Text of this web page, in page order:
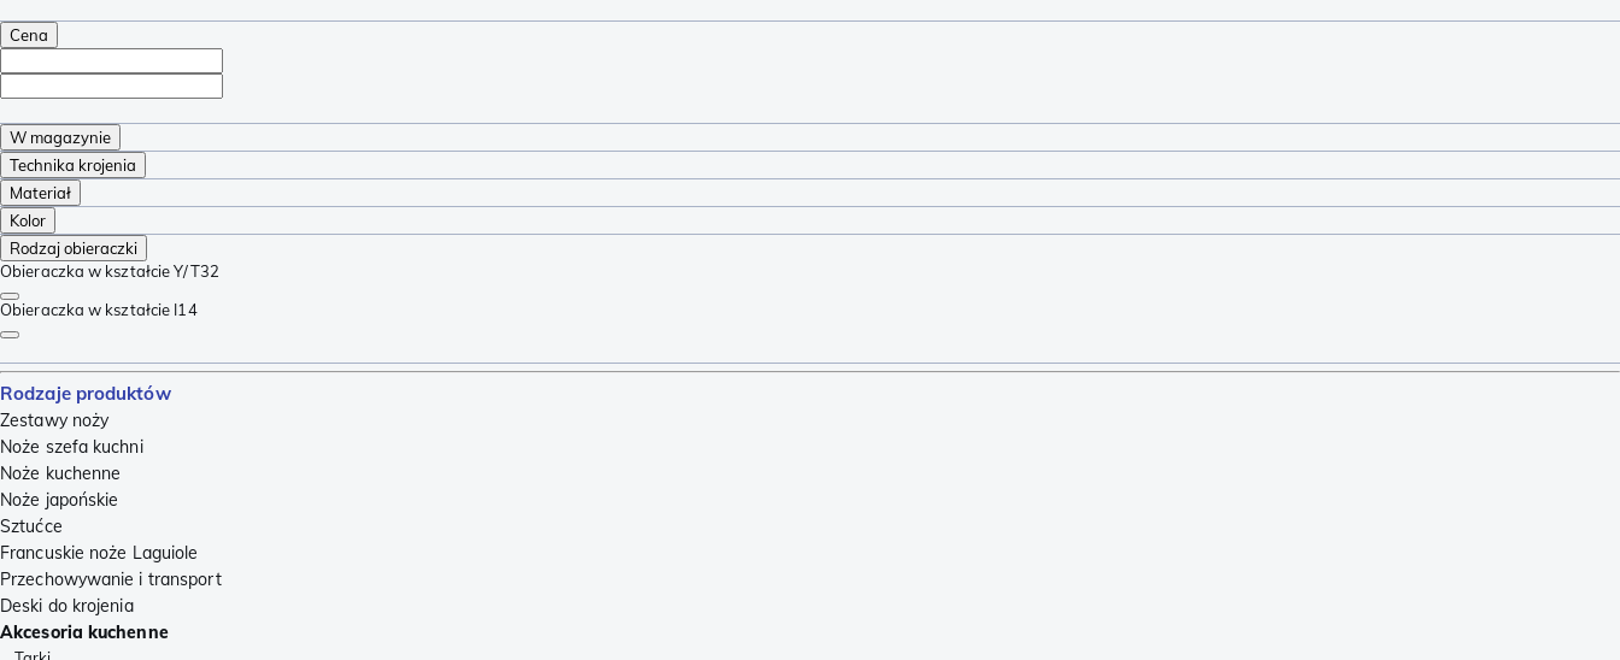
Cena
W magazynie
Technika krojenia
Materiał
Kolor
Rodzaj obieraczki
Obieraczka w kształcie Y/T32
Obieraczka w kształcie I14
Rodzaje produktów
Zestawy noży
Noże szefa kuchni
Noże kuchenne
Noże japońskie
Sztućce
Francuskie noże Laguiole
Przechowywanie i transport
Deski do krojenia
Akcesoria kuchenne